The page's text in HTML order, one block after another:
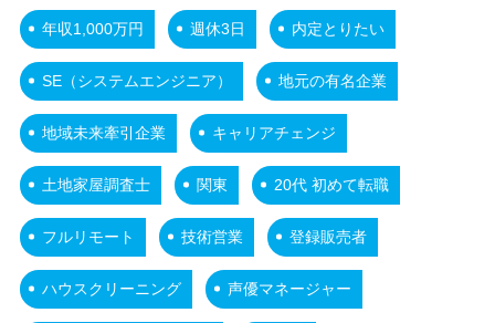
年収1,000万円 週休3日 内定とりたい
SE（システムエンジニア） 地元の有名企業
地域未来牽引企業 キャリアチェンジ
土地家屋調査士 関東 20代 初めて転職
フルリモート 技術営業 登録販売者
ハウスクリーニング 声優マネージャー